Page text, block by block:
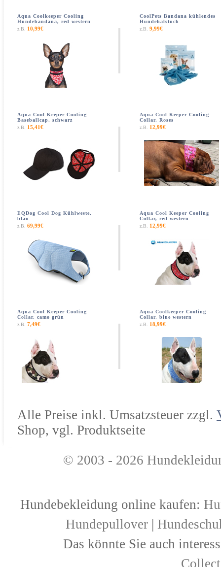
Aqua Coolkeeper Cooling
Hundebandana, red western
z.B. 10,99€
CoolPets Bandana kühlendes
Hundehalstuch
z.B. 9,99€
Aqua Cool Keeper Cooling
Baseballcap, schwarz
z.B. 15,41€
Aqua Cool Keeper Cooling
Collar, Roses
z.B.
12,99€
EQDog Cool Dog Kühlweste,
blau
z.B. 69,99€
Aqua Cool Keeper Cooling
Collar, red western
z.B.
12,99€
Aqua Cool Keeper Cooling
Collar, camo grün
z.B. 7,49€
Aqua Coolkeeper Cooling
Collar, blue western
z.B.
18,99€
Alle Preise inkl. Umsatzsteuer zzgl.
Shop, vgl. Produktseite
© 2003 - 2026
Hundebekleidung online kaufen:
Hundepullover |
Das könnte Sie auch